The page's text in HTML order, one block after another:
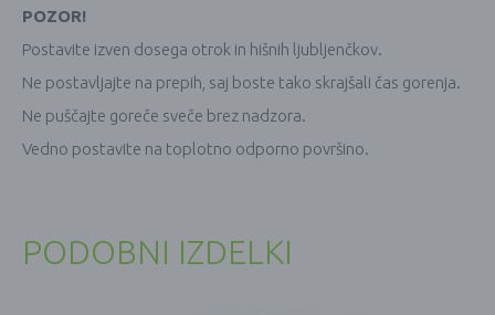
POZOR!
Postavite izven dosega otrok in hišnih ljubljenčkov.
Ne postavljajte na prepih, saj boste tako skrajšali čas gorenja.
Ne puščajte goreče sveče brez nadzora.
Vedno postavite na toplotno odporno površino.
PODOBNI IZDELKI